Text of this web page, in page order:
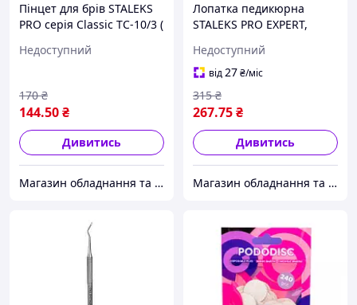
Пінцет для брів STALEKS
PRO серія Classic TC-10/3 (
Недоступний
144.50₴
170 ₴
Дивитись
Магазин обладнання та одноразової продукції для салонів краси
Лопатка педикюрна
STALEKS PRO EXPERT,
тонка із загнутим кінцем,
модель PЕ-60/4 ( "№ 1040")
( "№ 1040")
Недоступний
від27₴/міс
267.75₴
315 ₴
Дивитись
Магазин обладнання та одноразової продукції для салонів краси